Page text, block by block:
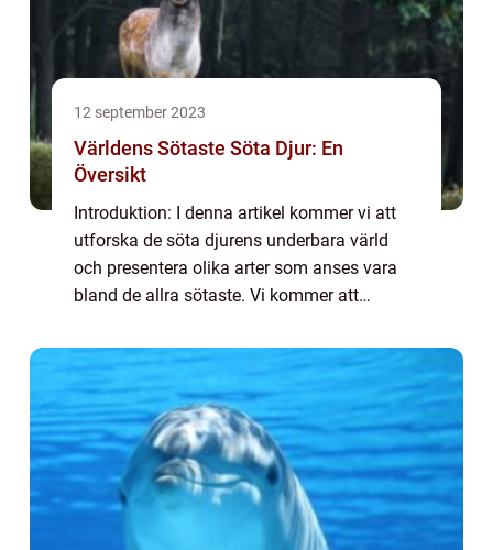
12 september 2023
Världens Sötaste Söta Djur: En
Översikt
Introduktion: I denna artikel kommer vi att
utforska de söta djurens underbara värld
och presentera olika arter som anses vara
bland de allra sötaste. Vi kommer att
bedårande varelser och diskutera deras po...